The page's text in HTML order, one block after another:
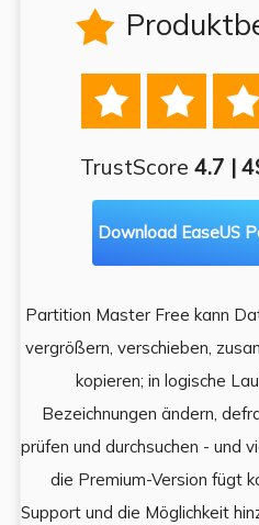

  
TrustScore 4.7 |
Download EaseUS
Partition Master Free kann
vergrößern, verschieben,
kopieren; in logische
Bezeichnungen ändern,
prüfen und durchsuchen - und
die Premium-Version fügt
Support und die Möglichkeit